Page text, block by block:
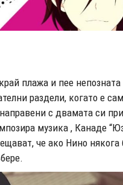
плажа и пее
раздели, когато е
с двамата си
музика , Канаде
че ако Нино някога